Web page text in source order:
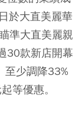
於大直美麗華
準大直美麗親
30款新店開幕
至少調降33%
等優惠。